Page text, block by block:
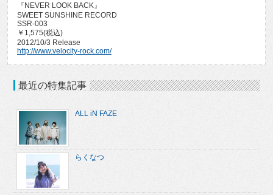
『NEVER LOOK BACK』
SWEET SUNSHINE RECORD
SSR-003
￥1,575(税込)
2012/10/3 Release
http://www.velocity-rock.com/
最近の特集記事
ALL iN FAZE
らくなつ